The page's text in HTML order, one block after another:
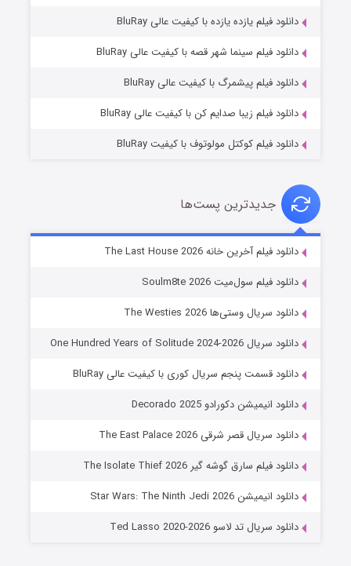
خاندان اژدها فصل ۳
جادوگری در مغولستان
قسمت14 (زیرنویس) منتشر شد
دانلود فیلم یازده یازده با کیفیت عالی BluRay
دانلود فیلم سینما شهر قصه با کیفیت عالی BluRay
دانلود فیلم پیشمرگ با کیفیت عالی BluRay
دانلود فیلم زیبا صدایم کن با کیفیت عالی BluRay
دانلود فیلم کوکتل مولوتوف با کیفیت BluRay
جدیدترین پست‌ها
دانلود فیلم آخرین خانه The Last House 2026
دانلود فیلم سول‌میت Soulm8te 2026
دانلود سریال وستی‌ها The Westies 2026
دانلود سریال One Hundred Years of Solitude 2024-2026
دانلود قسمت پنجم سریال کوری با کیفیت عالی BluRay
دانلود انیمیشن دکورادو Decorado 2025
دانلود سریال قصر شرقی The East Palace 2026
دانلود فیلم سارق گوشه گیر The Isolate Thief 2026
دانلود انیمیشن Star Wars: The Ninth Jedi 2026
دانلود سریال تد لاسو Ted Lasso 2020-2026